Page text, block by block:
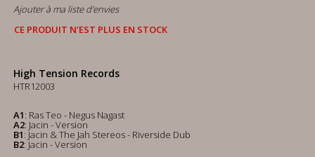
Ajouter à ma liste d'envies
CE PRODUIT N'EST PLUS EN STOCK
High Tension Records
HTR12003
A1: Ras Teo - Negus Nagast
A2: Jacin - Version
B1: Jacin & The Jah Stereos - Riverside Dub
B2: Jacin - Version